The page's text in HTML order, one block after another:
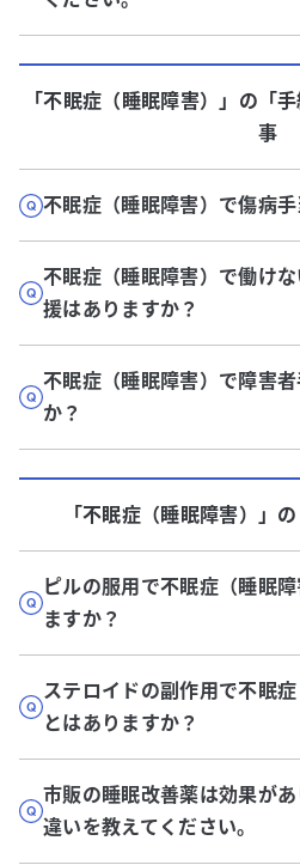
「不眠症（睡眠障害）」 の「
事
不眠症（睡眠障害）で傷病
不眠症（睡眠障害）で働け
援はありますか？
不眠症（睡眠障害）で障害
か？
「不眠症（睡眠障害）」
ピルの服用で不眠症（睡眠
ますか？
ステロイドの副作用で不眠
とはありますか？
市販の睡眠改善薬は効果が
違いを教えてください。